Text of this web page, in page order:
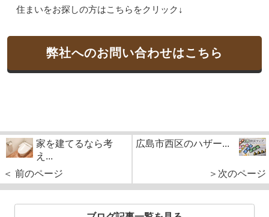
住まいをお探しの方はこちらをクリック↓
弊社へのお問い合わせはこちら
家を建てるなら考
え...
＜ 前のページ
広島市西区のハザー...
＞次のページ